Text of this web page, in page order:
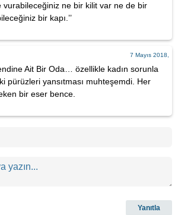
vurabileceğiniz ne bir kilit var ne de bir
bir kapı.’’
7 Mayıs 2018,
Ait Bir Oda… özellikle kadın sorunla
pürüzleri yansıtması muhteşemdi. Her
bir eser bence.